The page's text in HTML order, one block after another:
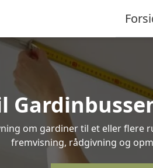
om gardiner til et eller flere
fremvisning, rådgivning og